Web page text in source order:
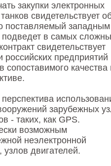
закупки электронных
свидетельствует
поставляемый западным
подведет в самых
свидетельствует
российских предприятий
сопоставимого качества
зарубежных
- таких, как GPS.
возможным
неэлектронной
двигателей.